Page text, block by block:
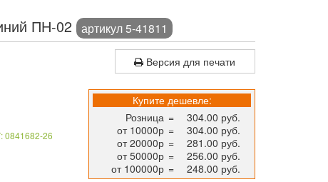
ПН-02 артикул 5-41811
Версия для печати
26
Купите дешевле:
Розница =
304.00 руб.
от 10000р =
304.00 руб.
от 20000р =
281.00 руб.
от 50000р =
256.00 руб.
от 100000р = 248.00 руб.